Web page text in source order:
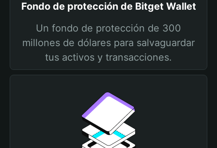
Fondo de protección de Bitget Wallet
Un fondo de protección de 300
millones de dólares para salvaguardar
tus activos y transacciones.